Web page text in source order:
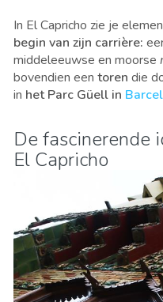
In El Capricho zie je
begin van zijn carrière:
middeleeuwse en moorse
bovendien een toren die
in het Parc Güell in
De fascinerende
El Capricho